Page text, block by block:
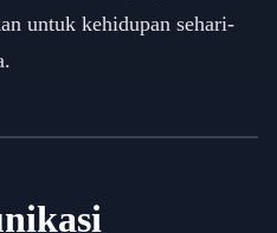
untuk kehidupan sehari-